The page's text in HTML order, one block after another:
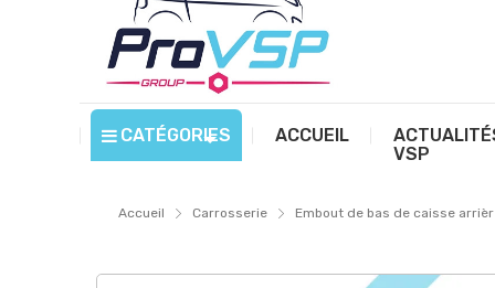
CATÉGORIES ACCUEIL
VSP
Accueil Carrosserie Embout de bas de caisse